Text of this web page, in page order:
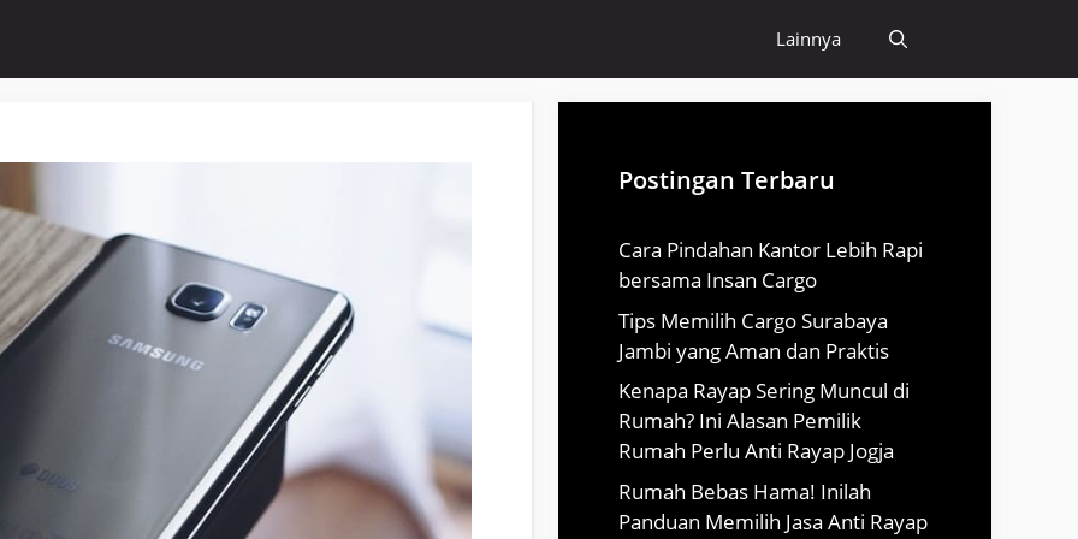
Lainnya
Postingan Terbaru
Cara Pindahan Kantor Lebih Rapi
bersama Insan Cargo
Tips Memilih Cargo Surabaya
Jambi yang Aman dan Praktis
Kenapa Rayap Sering Muncul di
Rumah? Ini Alasan Pemilik
Rumah Perlu Anti Rayap Jogja
Rumah Bebas Hama! Inilah
Panduan Memilih Jasa Anti Rayap